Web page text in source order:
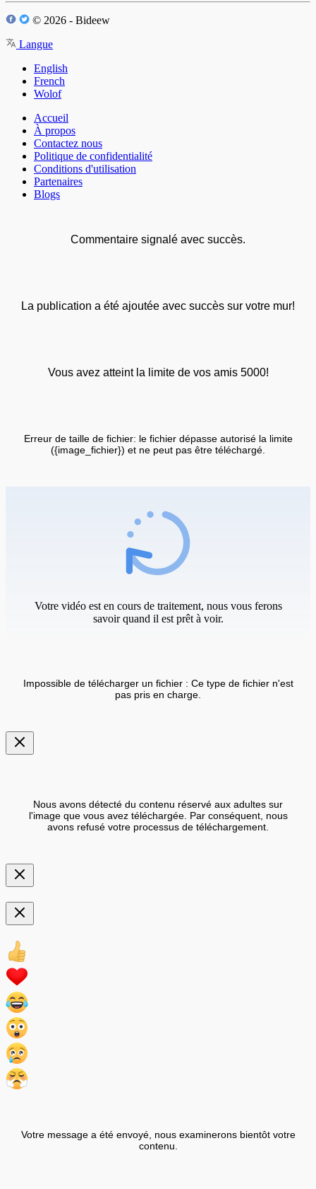
© 2026 - Bideew
Langue
English
French
Wolof
Accueil
À propos
Contactez nous
Politique de confidentialité
Conditions d'utilisation
Partenaires
Blogs
Commentaire signalé avec succès.
La publication a été ajoutée avec succès sur votre mur!
Vous avez atteint la limite de vos amis 5000!
Erreur de taille de fichier: le fichier dépasse autorisé la limite
({image_fichier}) et ne peut pas être téléchargé.
Votre vidéo est en cours de traitement, nous vous ferons
savoir quand il est prêt à voir.
Impossible de télécharger un fichier : Ce type de fichier n'est
pas pris en charge.
Nous avons détecté du contenu réservé aux adultes sur
l'image que vous avez téléchargée. Par conséquent, nous
avons refusé votre processus de téléchargement.
Votre message a été envoyé, nous examinerons bientôt votre
contenu.